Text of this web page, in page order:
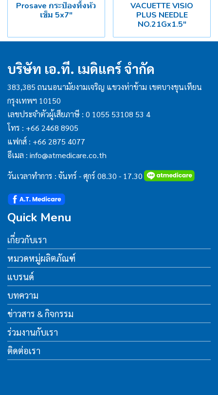
Prosave กระป๋องทิ้งหัว
เข็ม 5x7"
VACUETTE VISIO
PLUS NEEDLE
NO.21Gx1.5"
บริษัท เอ.ที. เมดิแคร์ จำกัด
383,385 ถนนอนามัยงามเจริญ แขวงท่าข้าม เขตบางขุนเทียน
กรุงเทพฯ 10150
เลขประจำตัวผู้เสียภาษี : 0 1055 53108 53 4
โทร : +66 2468 8905
แฟกส์ : +66 2875 4077
อีเมล : info@atmedicare.co.th
วันเวลาทำการ : จันทร์ - ศุกร์ 08.30 - 17.30
Quick Menu
เกี่ยวกับเรา
หมวดหมู่ผลิตภัณฑ์
แบรนด์
บทความ
ข่าวสาร & กิจกรรม
ร่วมงานกับเรา
ติดต่อเรา